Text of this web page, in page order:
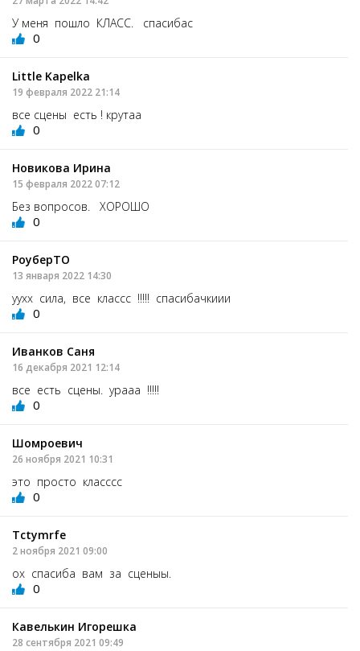
У меня пошло КЛАСС. спасибас
0
Little Kapelka
19 февраля 2022 21:14
все сцены есть ! крутаа
0
Новикова Ирина
15 февраля 2022 07:12
Без вопросов. ХОРОШО
0
РоуберТО
13 января 2022 14:30
уухх сила, все классс !!!!! спасибачкиии
0
Иванков Саня
16 декабря 2021 12:14
все есть сцены. урааа !!!!!
0
Шомроевич
26 ноября 2021 10:31
это просто класссс
0
Tctymrfe
2 ноября 2021 09:00
ох спасиба вам за сценыы.
0
Кавелькин Игорешка
28 сентября 2021 09:49